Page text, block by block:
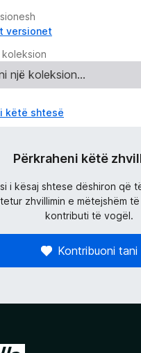
versionet
këtë shtesë
Përkraheni këtë
i kësaj shtese dëshiron që
zhvillimin e mëtejshëm
kontributi të vogël.
Kontribuoni tani